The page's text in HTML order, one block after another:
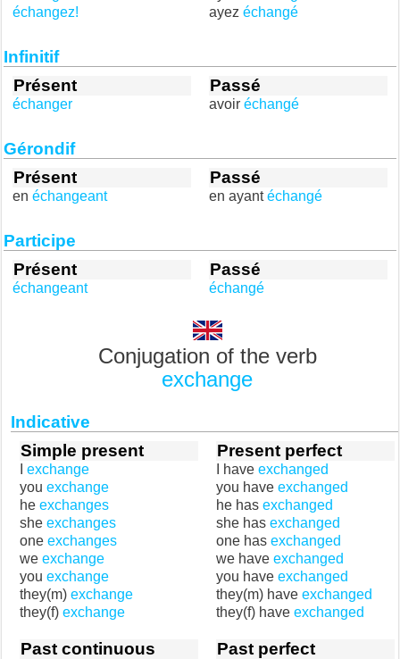
échangez!
ayez échangé
Infinitif
Présent
échanger
Passé
avoir échangé
Gérondif
Présent
en échangeant
Passé
en ayantéchangé
Participe
Présent
échangeant
Passé
échangé
Conjugation of the verb
exchange
Indicative
Simple present
exchange
you exchange
he exchanges
she exchanges
one exchanges
we exchange
you exchange
they(m) exchange
they(f) exchange
Present perfect
I have exchanged
you have exchanged
he has exchanged
she has exchanged
one has exchanged
we have exchanged
you have exchanged
they(m) have exchanged
they(f) have exchanged
Past continuous Past perfect